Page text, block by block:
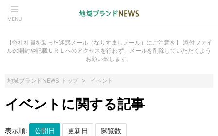
MENU
【弊社社員を装った迷惑メール（なりすましメール）にご注意を】 添付ファイ
ルの開封や記載ＵＲＬへのアクセスを行わず、メールを削除していただくよう
お願い致します。
地域ブランドNEWS トップ イベント
イベントに関する記事
表示順: